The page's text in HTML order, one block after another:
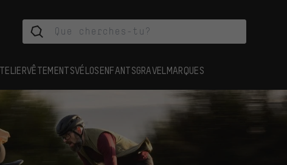
VÊTEMENTSVÉLOSENFANTSGRAVEL MARQUES